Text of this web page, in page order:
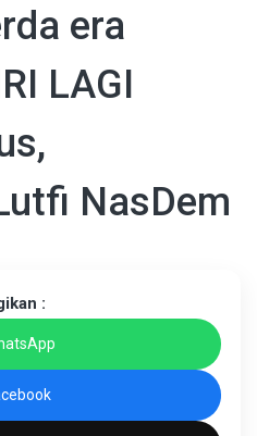
era
LAGI
NasDem
: